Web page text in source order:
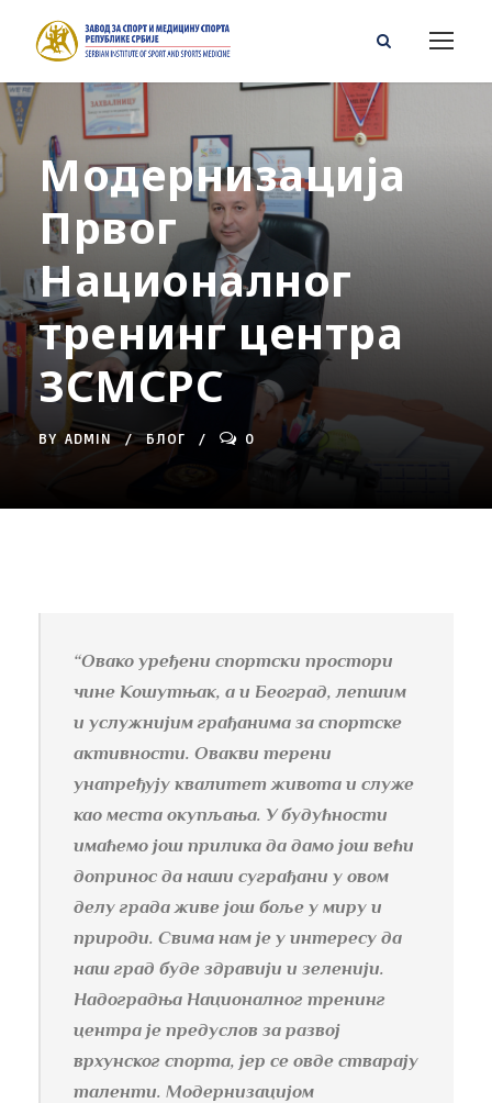
Модернизација
Првог
Националног
тренинг центра
ЗСМСРС
BY ADMIN БЛОГ 0
“Овако уређени спортски простори
чине Кошутњак, а и Београд, лепшим
и услужнијим грађанима за спортске
активности. Овакви терени
унапређују квалитет живота и служе
као места окупљања. У будућности
имаћемо још прилика да дамо још већи
допринос да наши суграђани у овом
делу града живе још боље у миру и
природи. Свима нам је у интересу да
наш град буде здравији и зеленији.
Надоградња Националног тренинг
центра је предуслов за развој
врхунског спорта, јер се овде стварају
таленти. Модернизацијом